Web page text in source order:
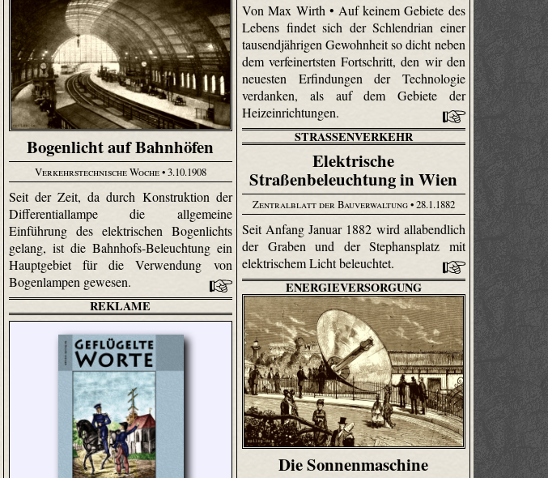
Von Max Wirth • Auf keinem Gebiete des
Lebens findet sich der Schlendrian einer
tausendjährigen Gewohnheit so dicht neben
dem verfei­nertsten Fortschritt, den wir den
neuesten Erfindungen der Technologie
verdanken, als auf dem Gebiete der
Heizeinrichtungen.
Bogenlicht auf Bahnhöfen
Verkehrstechnische Woche• 3.10.1908
Seit der Zeit, da durch Konstruktion der
Differentiallampe die allgemeine
Einführung des elektrischen Bogenlichts
gelang, ist die Bahnhofs-Beleuchtung ein
Hauptgebiet für die Verwendung von
Bogenlampen gewesen.
STRASSENVERKEHR
Elektrische
Straßenbeleuchtung in Wien
Zentralblatt der Bauverwaltung• 28.1.1882
Seit Anfang Januar 1882 wird allabendlich
der Graben und der Stephansplatz mit
elektrischem Licht beleuchtet.
ENERGIEVERSORGUNG
Die Sonnenmaschine
REKLAME